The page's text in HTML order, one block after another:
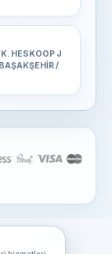
HESKOOP J
/